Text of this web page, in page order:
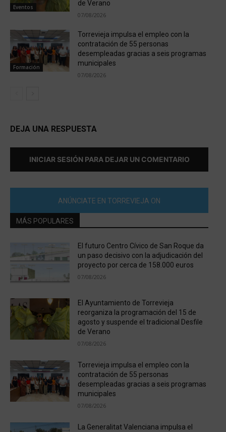
Eventos
de Verano
07/08/2026
Formación
Torrevieja impulsa el empleo con la
contratación de 55 personas
desempleadas gracias a seis programas
municipales
07/08/2026
DEJA UNA RESPUESTA
INICIAR SESIÓN PARA DEJAR UN COMENTARIO
ANÚNCIATE EN TORREVIEJA ON
MÁS POPULARES
El futuro Centro Cívico de San Roque da
un paso decisivo con la adjudicación del
proyecto por cerca de 158.000 euros
07/08/2026
El Ayuntamiento de Torrevieja
reorganiza la programación del 15 de
agosto y suspende el tradicional Desfile
de Verano
07/08/2026
Torrevieja impulsa el empleo con la
contratación de 55 personas
desempleadas gracias a seis programas
municipales
07/08/2026
La Generalitat Valenciana impulsa el